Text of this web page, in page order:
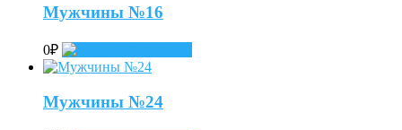
Мужчины №16
0₽
Мужчины №24